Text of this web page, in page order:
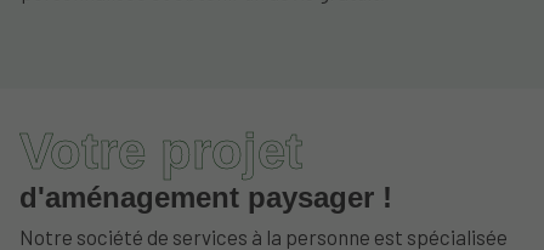
Votre projet
d'aménagement paysager !
Notre société de services à la personne est spécialisée